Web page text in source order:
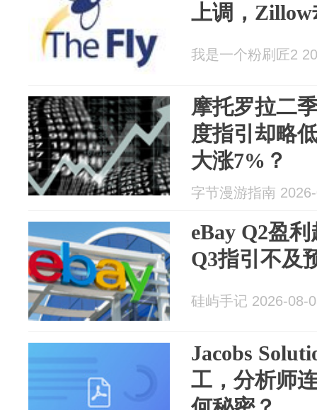
上调，
我是一个粉刷匠2
摩托罗拉二
度指引却略
大涨7%？
字节漫游指南
eBay Q2盈
Q3指引不及
硅屿手记 2026-08-
Jacobs
工，分析师